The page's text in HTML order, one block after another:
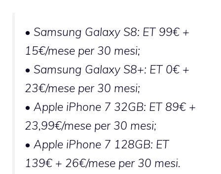
• Samsung Galaxy S8: ET 99€ +
15€/mese per 30 mesi;
• Samsung Galaxy S8+: ET 0€ +
23€/mese per 30 mesi;
• Apple iPhone 7 32GB: ET 89€ +
23,99€/mese per 30 mesi;
• Apple iPhone 7 128GB: ET
139€ + 26€/mese per 30 mesi.